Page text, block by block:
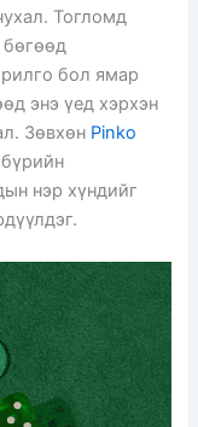
Тогломд
бөгөөд
бол ямар
энэ үед хэрхэн
Зөвхөн Pinko
нэр хүндийг